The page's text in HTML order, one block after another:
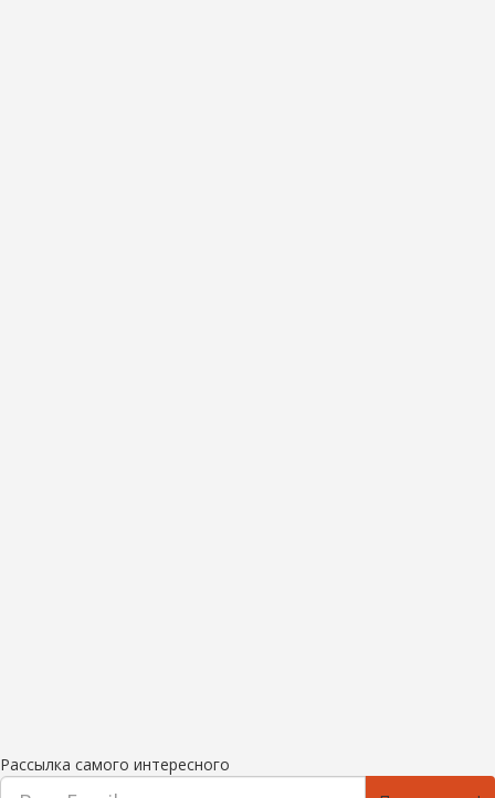
Рассылка самого интересного